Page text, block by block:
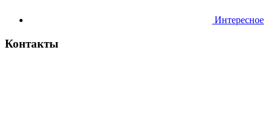
Интересное
Контакты